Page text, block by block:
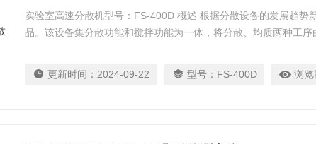
实验室高速分散机型号：FS-400D 概述 根据分散设备的发展趋势
品。该设备集分散功能和搅拌功能为一体，将分散、均质两种工序
更新时间： 2024-09-22 型号： FS-400D 浏览